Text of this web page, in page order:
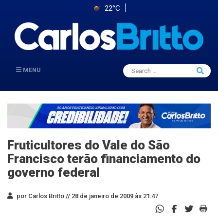
22°C
MENU
Search
for:
Search
Fruticultores do Vale do São
Francisco terão financiamento do
governo federal
por Carlos Britto // 28 de janeiro de 2009 às 21:47